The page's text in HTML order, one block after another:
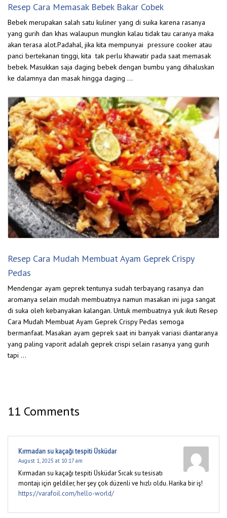
Resep Cara Memasak Bebek Bakar Cobek
Bebek merupakan salah satu kuliner yang di suika karena rasanya
yang gurih dan khas walaupun mungkin kalau tidak tau caranya maka
akan terasa alot.Padahal, jika kita mempunyai pressure cooker atau
panci bertekanan tinggi, kita tak perlu khawatir pada saat memasak
bebek. Masukkan saja daging bebek dengan bumbu yang dihaluskan
ke dalamnya dan masak hingga daging …
Resep Cara Mudah Membuat Ayam Geprek Crispy
Pedas
Mendengar ayam geprek tentunya sudah terbayang rasanya dan
aromanya selain mudah membuatnya namun masakan ini juga sangat
di suka oleh kebanyakan kalangan. Untuk membuatnya yuk ikuti Resep
Cara Mudah Membuat Ayam Geprek Crispy Pedas semoga
bermanfaat. Masakan ayam geprek saat ini banyak variasi diantaranya
yang paling vaporit adalah geprek crispi selain rasanya yang gurih
tapi …
11 Comments
Kırmadan su kaçağı tespiti Üsküdar
August 1, 2025 at 10:17 am
Kırmadan su kaçağı tespiti Üsküdar Sıcak su tesisatı
montajı için geldiler, her şey çok düzenli ve hızlı oldu. Harika bir iş!
https://varafoil.com/hello-world/